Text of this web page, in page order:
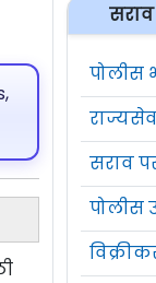
सराव
पोलीस
सराव
पोलीस